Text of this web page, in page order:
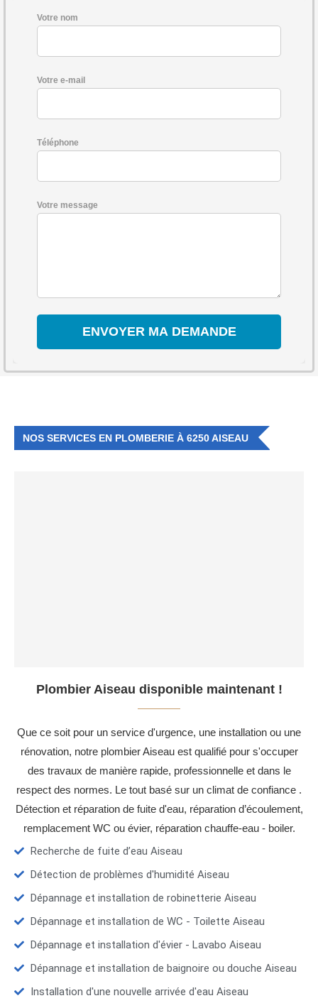
Votre nom
Votre e-mail
Téléphone
Votre message
NOS SERVICES EN PLOMBERIE À 6250 AISEAU
Plombier Aiseau disponible maintenant !
Que ce soit pour un service d'urgence, une installation ou une
rénovation, notre plombier Aiseau est qualifié pour s'occuper
des travaux de manière rapide, professionnelle et dans le
respect des normes. Le tout basé sur un climat de confiance .
Détection et réparation de fuite d'eau, réparation d’écoulement,
remplacement WC ou évier, réparation chauffe-eau - boiler.
Recherche de fuite d’eau Aiseau
Détection de problèmes d'humidité Aiseau
Dépannage et installation de robinetterie Aiseau
Dépannage et installation de WC - Toilette Aiseau
Dépannage et installation d'évier - Lavabo Aiseau
Dépannage et installation de baignoire ou douche Aiseau
Installation d'une nouvelle arrivée d'eau Aiseau